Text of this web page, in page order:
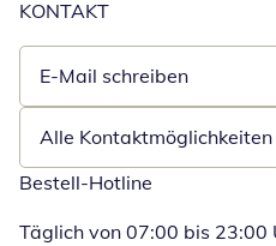
KONTAKT
E-Mail schreiben
Öffnet E-Mail-Client
Alle Kontaktmöglichkeiten
Bestell-Hotline
Täglich von 07:00 bis 23:00